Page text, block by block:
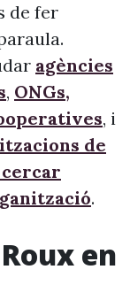
de fer
agències
, ONGs,
, i
de
.
en